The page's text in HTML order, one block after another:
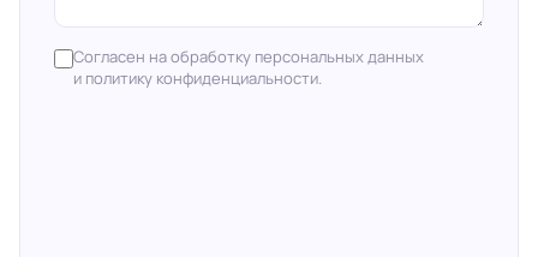
Согласен на обработку персональных данных
и политику конфиденциальности.